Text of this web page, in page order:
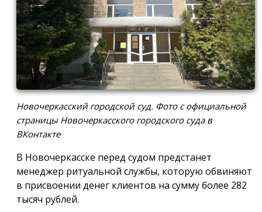
Новочеркасский городской суд. Фото с официальной
страницы Новочеркасского городского суда в
ВКонтакте
В Новочеркасске перед судом предстанет
менеджер ритуальной службы, которую обвиняют
в присвоении денег клиентов на сумму более 282
тысяч рублей.